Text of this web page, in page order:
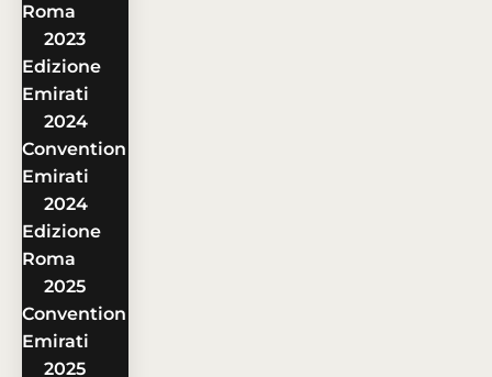
Roma
2023
Edizione
Emirati
2024
Convention
Emirati
2024
Edizione
Roma
2025
Convention
Emirati
2025